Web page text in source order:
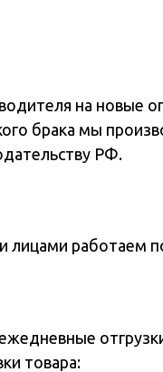
на новые
брака мы
РФ.
лицами работаем
товара: